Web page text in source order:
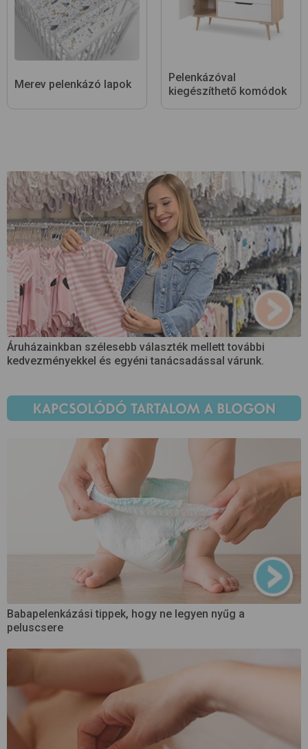
Merev pelenkázó lapok
Pelenkázóval
kiegészíthető komódok
Áruházainkban szélesebb választék mellett további
kedvezményekkel és egyéni tanácsadással várunk.
Babapelenkázási tippek, hogy ne legyen nyűg a
peluscsere